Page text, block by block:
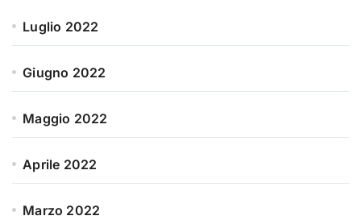
Luglio 2022
Giugno 2022
Maggio 2022
Aprile 2022
Marzo 2022